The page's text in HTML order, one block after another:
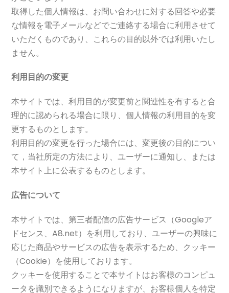
取得した個人情報は、お問い合わせに対する回答や必要
な情報を電子メールなどでご連絡する場合に利用させて
いただくものであり、これらの目的以外では利用いたし
ません。
利用目的の変更
本サイトでは、利用目的が変更前と関連性を有すると合
理的に認められる場合に限り、個人情報の利用目的を変
更するものとします。
利用目的の変更を行った場合には、変更後の目的につい
て，当社所定の方法により、ユーザーに通知し、または
本サイト上に公表するものとします。
広告について
本サイトでは、第三者配信の広告サービス（Googleア
ドセンス、A8.net）を利用しており、ユーザーの興味に
応じた商品やサービスの広告を表示するため、クッキー
（Cookie）を使用しております。
クッキーを使用することで本サイトはお客様のコンピュ
ータを識別できるようになりますが、お客様個人を特定